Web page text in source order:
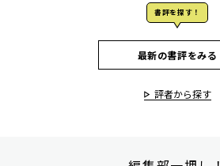
書評を探す！
最新の書評をみる
評者から探す